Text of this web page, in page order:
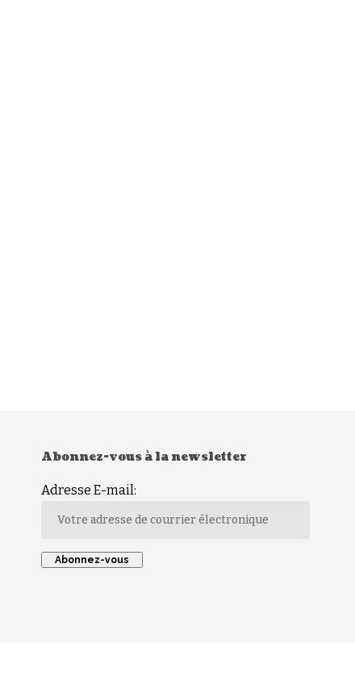
Abonnez-vous à la newsletter
Adresse E-mail: